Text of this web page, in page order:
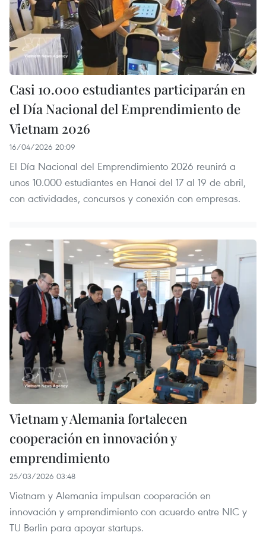
Casi 10.000 estudiantes participarán en
el Día Nacional del Emprendimiento de
Vietnam 2026
16/04/2026 20:09
El Día Nacional del Emprendimiento 2026 reunirá a
unos 10.000 estudiantes en Hanoi del 17 al 19 de abril,
con actividades, concursos y conexión con empresas.
Vietnam y Alemania fortalecen
cooperación en innovación y
emprendimiento
25/03/2026 03:48
Vietnam y Alemania impulsan cooperación en
innovación y emprendimiento con acuerdo entre NIC y
TU Berlin para apoyar startups.